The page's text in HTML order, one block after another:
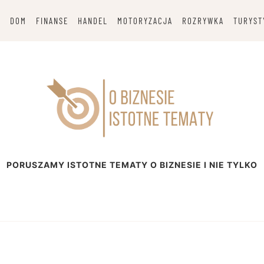
DOM FINANSE HANDEL MOTORYZACJA ROZRYWKA
PORUSZAMY ISTOTNE TEMATY O BIZNESIE I NIE TYLKO